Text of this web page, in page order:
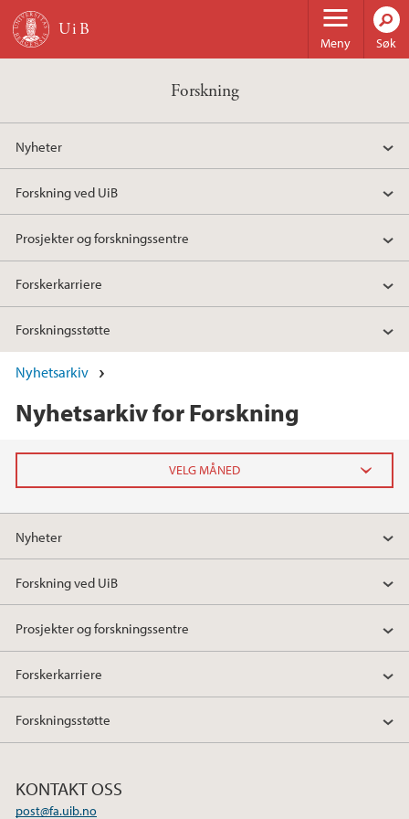
Hopp til hovedinnhold
Meny Søk
Forskning
Nyheter
Forskning ved UiB
Prosjekter og forskningssentre
Forskerkarriere
Forskningsstøtte
Nyhetsarkiv
Nyhetsarkiv for Forskning
2026
Nyheter
Forskning ved UiB
Prosjekter og forskningssentre
Forskerkarriere
Forskningsstøtte
KONTAKT OSS
post@fa.uib.no